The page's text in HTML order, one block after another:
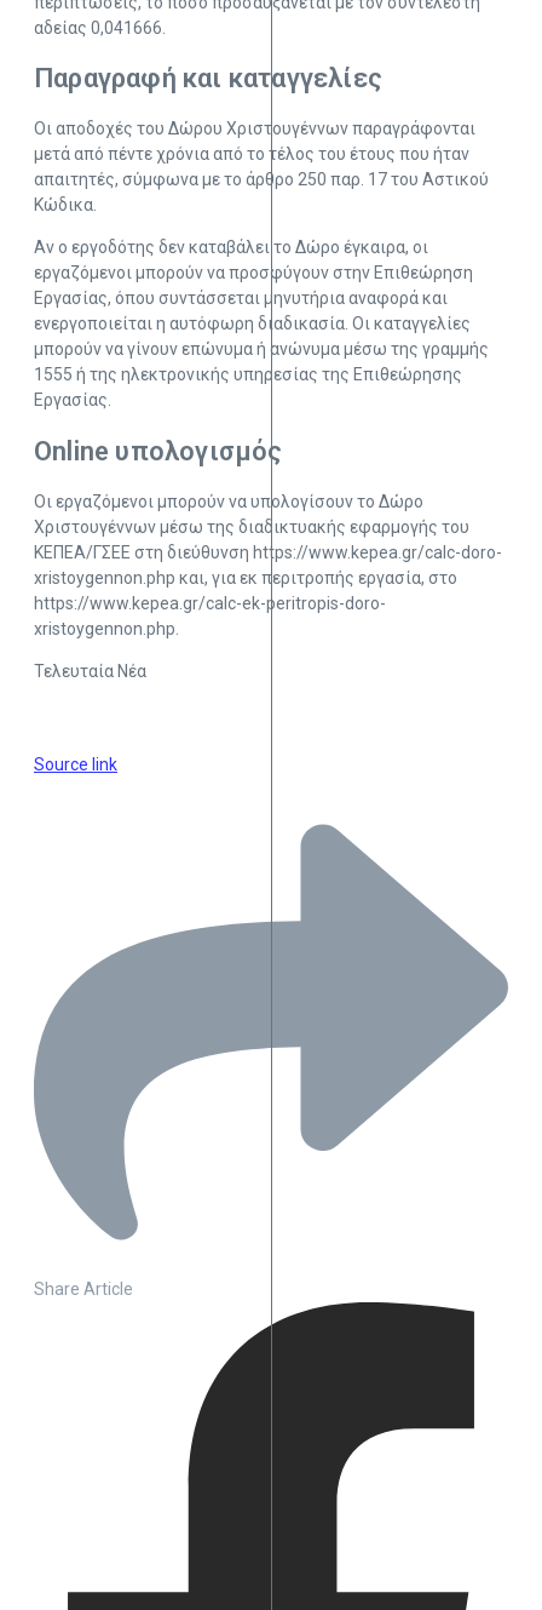
αδείας 0,041666.
Παραγραφή και καταγγελίες
Οι αποδοχές του Δώρου Χριστουγέννων παραγράφονται
μετά από πέντε χρόνια από το τέλος του έτους που ήταν
απαιτητές, σύμφωνα με το άρθρο 250 παρ. 17 του Αστικού
Κώδικα.
Αν ο εργοδότης δεν καταβάλει το Δώρο έγκαιρα, οι
εργαζόμενοι μπορούν να προσφύγουν στην Επιθεώρηση
Εργασίας, όπου συντάσσεται μηνυτήρια αναφορά και
ενεργοποιείται η αυτόφωρη διαδικασία. Οι καταγγελίες
μπορούν να γίνουν επώνυμα ή ανώνυμα μέσω της γραμμής
1555 ή της ηλεκτρονικής υπηρεσίας της Επιθεώρησης
Εργασίας.
Online υπολογισμός
Οι εργαζόμενοι μπορούν να υπολογίσουν το Δώρο
Χριστουγέννων μέσω της διαδικτυακής εφαρμογής του
ΚΕΠΕΑ/ΓΣΕΕ στη διεύθυνση https://www.kepea.gr/calc-doro-
xristoygennon.php και, για εκ περιτροπής εργασία, στο
https://www.kepea.gr/calc-ek-peritropis-doro-
xristoygennon.php.
Τελευταία Νέα
Source link
Share Article